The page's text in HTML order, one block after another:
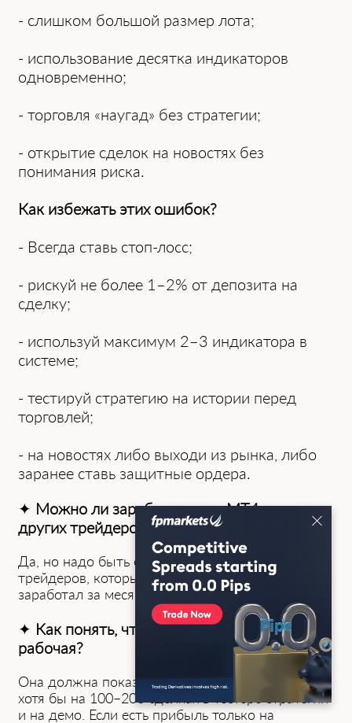
- слишком большой размер лота;
- использование десятка индикаторов
одновременно;
- торговля «наугад» без стратегии;
- открытие сделок на новостях без
понимания риска.
Как избежать этих ошибок?
- Всегда ставь стоп-лосс;
- рискуй не более 1–2% от депозита на
сделку;
- используй максимум 2–3 индикатора в
системе;
- тестируй стратегию на истории перед
торговлей;
- на новостях либо выходи из рынка, либо
заранее ставь защитные ордера.
✦ Можно ли зарабатывать в MT4, копируя
других трейдеров?
͏Да, но на͏до быть осторожным. Луч͏ше выбирать
трейдеров, которые давно торгуют, а не те͏х кто
за͏работал за͏ месяц.
✦ Как ͏понять, что стратегия в MT4
рабочая?
Она должна показывать стабильный результат
хотя бы на 100–200 сделках в тестере стратегий
и на демо. Если есть прибыль только на